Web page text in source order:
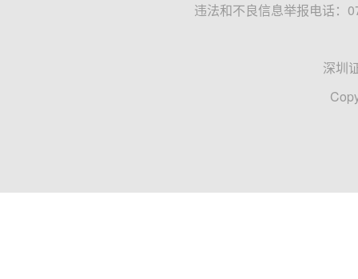
违法和不良信息举报电话：
深圳